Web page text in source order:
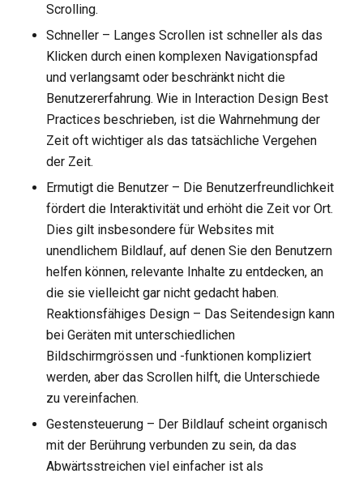
Scrolling.
Schneller – Langes Scrollen ist schneller als das
Klicken durch einen komplexen Navigationspfad
und verlangsamt oder beschränkt nicht die
Benutzererfahrung. Wie in Interaction Design Best
Practices beschrieben, ist die Wahrnehmung der
Zeit oft wichtiger als das tatsächliche Vergehen
der Zeit.
Ermutigt die Benutzer – Die Benutzerfreundlichkeit
fördert die Interaktivität und erhöht die Zeit vor Ort.
Dies gilt insbesondere für Websites mit
unendlichem Bildlauf, auf denen Sie den Benutzern
helfen können, relevante Inhalte zu entdecken, an
die sie vielleicht gar nicht gedacht haben.
Reaktionsfähiges Design – Das Seitendesign kann
bei Geräten mit unterschiedlichen
Bildschirmgrössen und -funktionen kompliziert
werden, aber das Scrollen hilft, die Unterschiede
zu vereinfachen.
Gestensteuerung – Der Bildlauf scheint organisch
mit der Berührung verbunden zu sein, da das
Abwärtsstreichen viel einfacher ist als